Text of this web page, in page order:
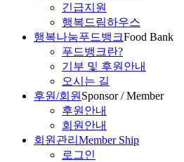
긴급지원
행복드림하우스
행복나눔푸드뱅크Food Bank
푸드뱅크란?
기부 및 후원안내
오시는 길
후원/회원 Sponsor / Member
후원안내
회원안내
회원관리 Member Ship
로그인